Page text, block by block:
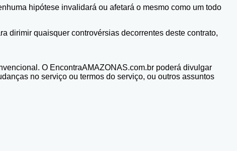
hipótese invalidará ou afetará o mesmo como um todo
dirimir quaisquer controvérsias decorrentes deste contrato,
O EncontraAMAZONAS.com.br poderá divulgar
no serviço ou termos do serviço, ou outros assuntos